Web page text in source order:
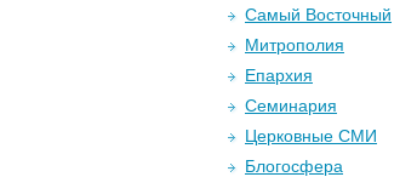
Самый Восточный
Митрополия
Епархия
Семинария
Церковные СМИ
Блогосфера